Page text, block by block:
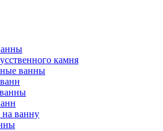
камня
ванны
ванну